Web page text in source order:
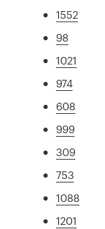
1552
98
1021
974
608
999
309
753
1088
1201